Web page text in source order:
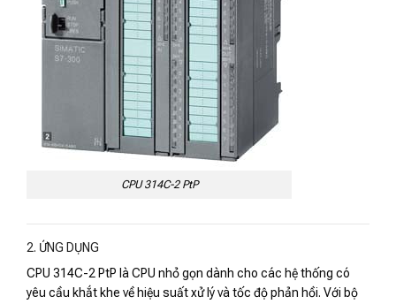
CPU 314C-2 PtP
2. ỨNG DỤNG
CPU 314C-2 PtP là CPU nhỏ gọn dành cho các hệ thống có
yêu cầu khắt khe về hiệu suất xử lý và tốc độ phản hồi. Với bộ